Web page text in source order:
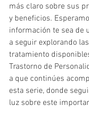
más claro sobre sus
y beneficios.
información te sea de
a seguir explorando
tratamiento
Trastorno de
a que continúes
esta serie, donde
luz sobre este